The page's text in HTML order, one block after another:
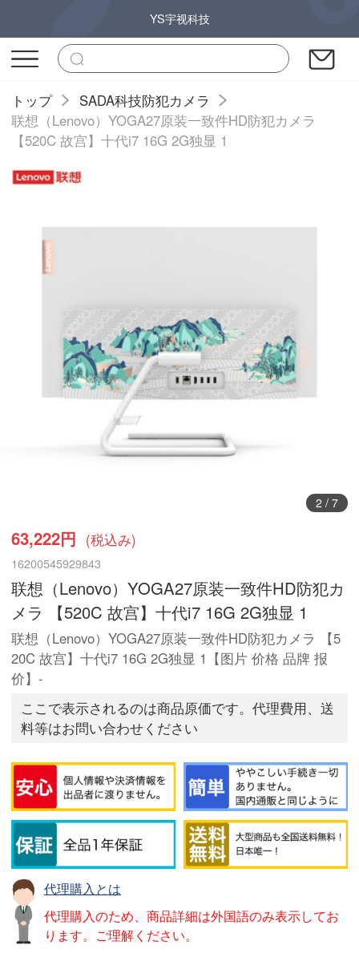
YS宇视科技
トップ
SADA科技防犯カメラ
联想（Lenovo）YOGA27原装一致件HD防犯カメラ
【520C 故宫】十代i7 16G 2G独显 1
2/ 7
63,222円 (税込み)
16200545929843
联想（Lenovo）YOGA27原装一致件HD防犯カ
メラ 【520C 故宫】十代i7 16G 2G独显 1
联想（Lenovo）YOGA27原装一致件HD防犯カメラ 【5
20C 故宫】十代i7 16G 2G独显 1【图片 价格 品牌 报
价】-
ここで表示されるのは商品原価です。代理費用、送
料等はお問い合わせください
代理購入とは
代理購入のため、商品詳細は外国語のみ表示してお
ります。ご理解ください。